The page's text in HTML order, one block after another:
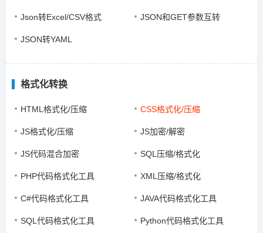
Json转Excel/CSV格式 JSON和GET参数互转
JSON转YAML
格式化转换
HTML格式化/压缩 CSS格式化/压缩
JS格式化/压缩 JS加密/解密
JS代码混合加密 SQL压缩/格式化
PHP代码格式化工具 XML压缩/格式化
C#代码格式化工具 JAVA代码格式化工具
SQL代码格式化工具 Python代码格式化工具